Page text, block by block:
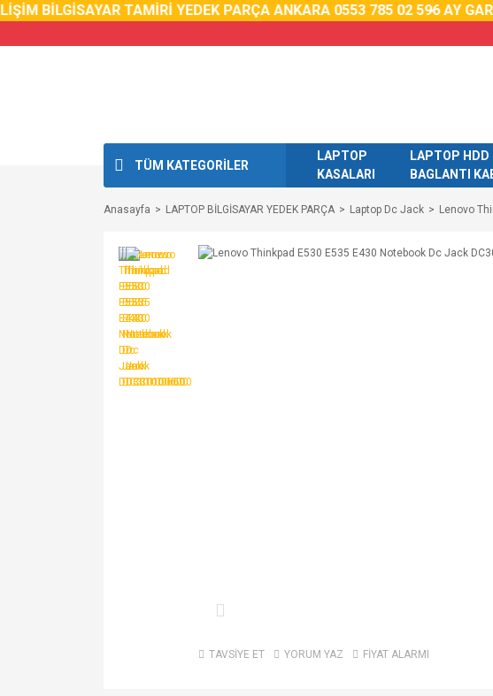
BİLGİSAYAR TAMİRİ YEDEK PARÇA ANKARA 0553 785 02 596 AY
TÜM KATEGORİLER
LAPTOP
KASALARI
LAPTOP HDD
BAGLANTI
Anasayfa LAPTOP BİLGİSAYAR YEDEK PARÇA Laptop Dc Jack Lenovo
TAVSİYE ET YORUM YAZ FİYAT ALARMI